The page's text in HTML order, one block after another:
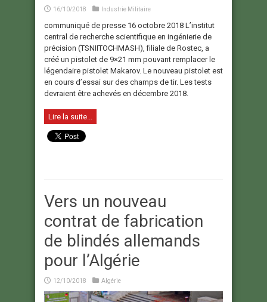
16/10/2018 Industrie Militaire
communiqué de presse 16 octobre 2018 L’institut
central de recherche scientifique en ingénierie de
précision (TSNIITOCHMASH), filiale de Rostec, a
créé un pistolet de 9×21 mm pouvant remplacer le
légendaire pistolet Makarov. Le nouveau pistolet est
en cours d’essai sur des champs de tir. Les tests
devraient être achevés en décembre 2018.
Lire la suite...
Vers un nouveau
contrat de fabrication
de blindés allemands
pour l’Algérie
12/10/2018 Algérie